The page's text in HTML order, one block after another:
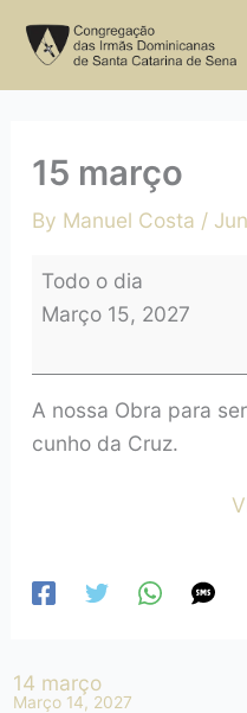
15 março
By Manuel Costa /
março
Todo o dia
Março 15, 2027
A nossa Obra para
cunho da Cruz.
14 março
Março 14, 2027